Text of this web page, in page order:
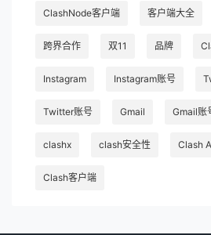
ClashNode客户端 客户端大全
跨界合作 双11 品牌
Instagram Instagram账号
Twitter账号 Gmail Gmail账
clashx clash安全性 Clash
Clash客户端